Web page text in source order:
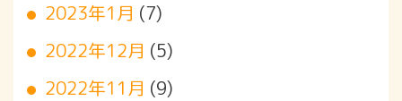
2023年1月 (7)
2022年12月 (5)
2022年11月 (9)